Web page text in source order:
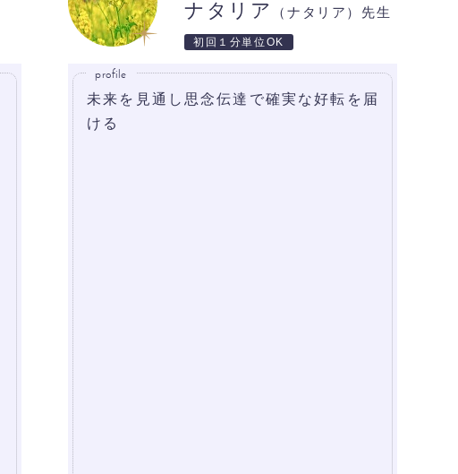
ナタリア （ナタリア）先生
初回１分単位OK
profile
未来を見通し思念伝達で確実な好転を届
ける